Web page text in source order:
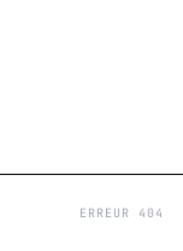
ERREUR 404